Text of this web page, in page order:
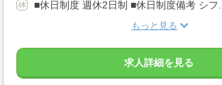
■休日制度 週休2日制 ■休日制度備考 シフ...
もっと見る
求人詳細を見る